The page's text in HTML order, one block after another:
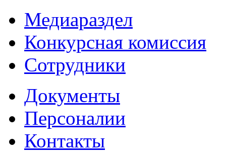
Медиараздел
Конкурсная комиссия
Сотрудники
Документы
Персоналии
Контакты